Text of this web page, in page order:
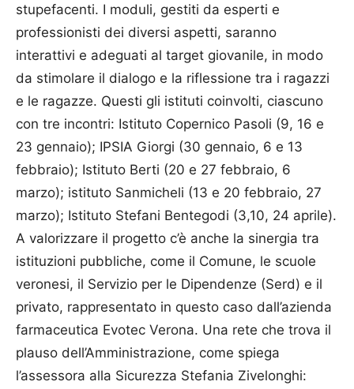
stupefacenti. I moduli, gestiti da esperti e
professionisti dei diversi aspetti, saranno
interattivi e adeguati al target giovanile, in modo
da stimolare il dialogo e la riflessione tra i ragazzi
e le ragazze. Questi gli istituti coinvolti, ciascuno
con tre incontri: Istituto Copernico Pasoli (9, 16 e
23 gennaio); IPSIA Giorgi (30 gennaio, 6 e 13
febbraio); Istituto Berti (20 e 27 febbraio, 6
marzo); istituto Sanmicheli (13 e 20 febbraio, 27
marzo); Istituto Stefani Bentegodi (3,10, 24 aprile).
A valorizzare il progetto c’è anche la sinergia tra
istituzioni pubbliche, come il Comune, le scuole
veronesi, il Servizio per le Dipendenze (Serd) e il
privato, rappresentato in questo caso dall’azienda
farmaceutica Evotec Verona. Una rete che trova il
plauso dell’Amministrazione, come spiega
l’assessora alla Sicurezza Stefania Zivelonghi: